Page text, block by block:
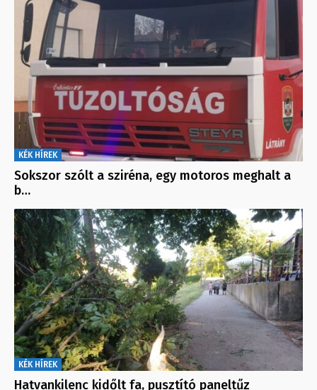
KÉK HÍREK
Sokszor szólt a sziréna, egy motoros meghalt a
b…
KÉK HÍREK
Hatvankilenc kidőlt fa, pusztító paneltűz